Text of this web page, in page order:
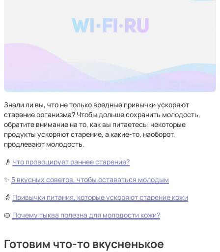
Знали ли вы, что не только вредные привычки ускоряют
старение организма? Чтобы дольше сохранить молодость,
обратите внимание на то, как вы питаетесь: некоторые
продукты ускоряют старение, а какие-то, наоборот,
продлевают молодость.
👴 Что провоцирует раннее старение?
✨ 5 вкусных советов, чтобы оставаться молодым
👵 Привычки питания, которые ускоряют старение кожи
🥧 Почему тыква полезна для молодости кожи?
Готовим что-то вкусненькое